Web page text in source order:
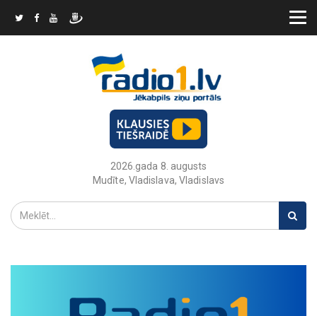
2026.gada 8. augusts
Mudīte, Vladislava, Vladislavs